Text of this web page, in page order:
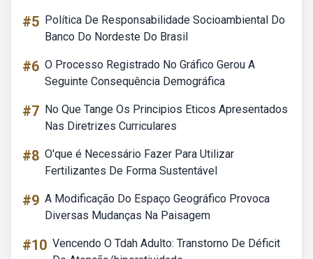
#5 Política De Responsabilidade Socioambiental Do
Banco Do Nordeste Do Brasil
#6 O Processo Registrado No Gráfico Gerou A
Seguinte Consequência Demográfica
#7 No Que Tange Os Principios Eticos Apresentados
Nas Diretrizes Curriculares
#8 O'que é Necessário Fazer Para Utilizar
Fertilizantes De Forma Sustentável
#9 A Modificação Do Espaço Geográfico Provoca
Diversas Mudanças Na Paisagem
#10 Vencendo O Tdah Adulto: Transtorno De Déficit